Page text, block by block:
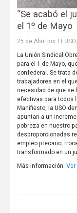
“Se acabó el
el 1º de Mayo
25 de Abril por
La Unión Sindical
para el 1 de Mayo,
confederal. Se trata
trabajadores en el
necesidad de que se
efectivas para todos
Manifiesto, la USO
apuntan a un
pobreza en nuestro
desproporcionadas
empleo precario,
transformado en un
Más información: Ver